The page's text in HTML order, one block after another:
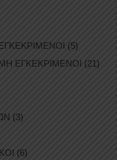
(5)
ΕΓΚΕΚΡΙΜΕΝΟΙ (21)
(3)
(6)